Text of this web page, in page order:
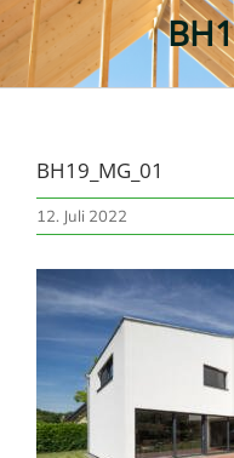
BH19_MG_01
12. Juli 2022